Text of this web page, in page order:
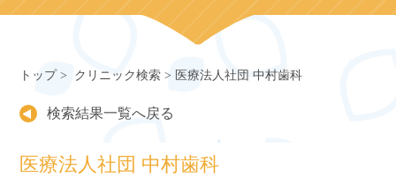
トップ クリニック検索 医療法人社団 中村歯科
検索結果一覧へ戻る
医療法人社団 中村歯科